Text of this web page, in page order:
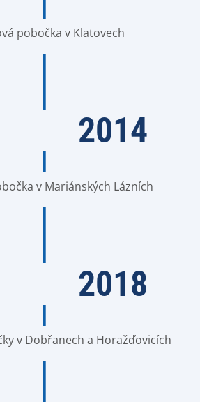
pobočka v Klatovech
2014
v Mariánských Lázních
2018
v Dobřanech a Horažďovicích